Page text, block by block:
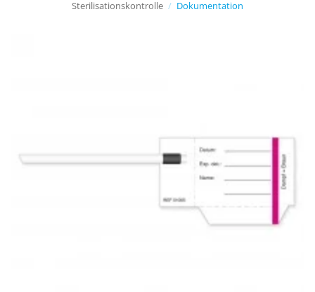
Sterilisationskontrolle / Dokumentation